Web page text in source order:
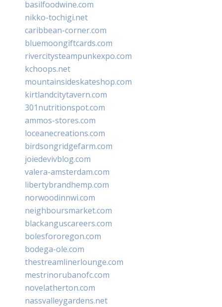
basilfoodwine.com
nikko-tochigi.net
caribbean-corner.com
bluemoongiftcards.com
rivercitysteampunkexpo.com
kchoops.net
mountainsideskateshop.com
kirtlandcitytavern.com
301nutritionspot.com
ammos-stores.com
loceanecreations.com
birdsongridgefarm.com
joiedevivblog.com
valera-amsterdam.com
libertybrandhemp.com
norwoodinnwi.com
neighboursmarket.com
blackanguscareers.com
bolesfororegon.com
bodega-ole.com
thestreamlinerlounge.com
mestrinorubanofc.com
novelatherton.com
nassvalleygardens.net